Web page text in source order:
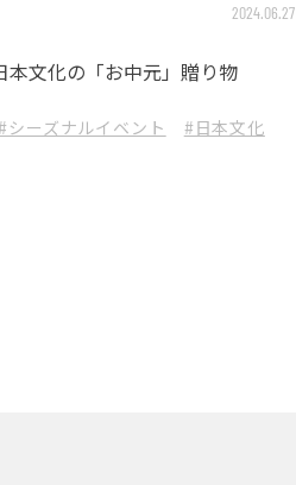
2024.06.27
文化の「お中元」贈り物
シーズナルイベント #日本文化